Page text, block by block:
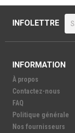
INFOLETTRE
INFORMATION
À propos
Contactez-nous
FAQ
Politique générale
Nos fournisseurs